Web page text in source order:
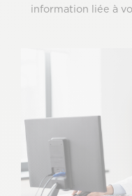
information liée à